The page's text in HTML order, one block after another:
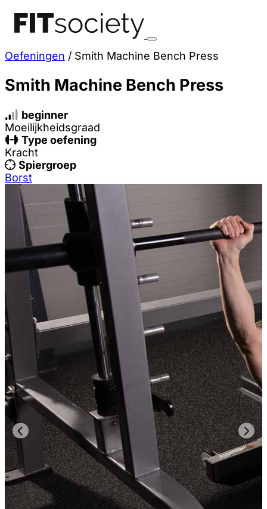
Oefeningen / Smith Machine Bench Press
Smith Machine Bench Press
beginner
Moeilijkheidsgraad
Type oefening
Kracht
Spiergroep
Borst